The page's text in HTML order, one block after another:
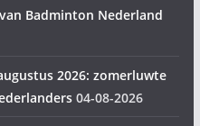
Badminton Nederland
2026: zomerluwte
04-08-2026